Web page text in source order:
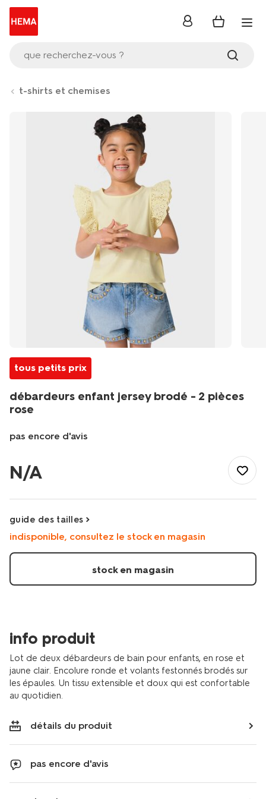
que recherchez-vous ?
se
t-shirts et chemises
tous petits prix
débardeurs enfant jersey brodé - 2 pièces
rose
pas encore d'avis
fr/enfant/vetements-
enfant/t-
enfant/debardeurs-
enfant-
jersey-
brode-
-
rose-
N/A
guide des tailles
indisponible, consultez le stock en magasin
stock en magasin
info produit
Lot de deux débardeurs de bain pour enfants, en rose et
jaune clair. Encolure ronde et volants festonnés brodés sur
les épaules. Un tissu extensible et doux qui est confortable
au quotidien.
détails du produit
pas encore d'avis